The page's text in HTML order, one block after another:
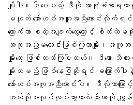
မျိုးပါ။ ဒါပေမယ့် ဒီလို အာရုံခံစားရ
မဟုတ် အော်ဟစ်အကူအညီတောင်းလိုက်ရ
ကြောက်တာ စတဲ့အချက်တွေကြောင့် စိတ်ထဲ
အကူအညီမတောင်းဖြစ်ကြတာမျိုး၊အကူအညီတ
မျိုးတွေ ဖြစ်တတ်ကြပါတယ်။ ဒီတော့
မျိုးတမည် ဖြစ်နေပြီဆိုရင် မကြောက်
အော်ဟစ်အကူအညီတောင်းပါ။ ဒီလိုဘာကြေ
ဘယ်လိုအလုပ်လုပ်သွားတာလဲဆိုတာကို ကျွန်